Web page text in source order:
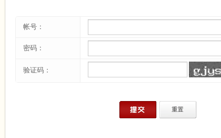
帐号：
密码：
验证码：